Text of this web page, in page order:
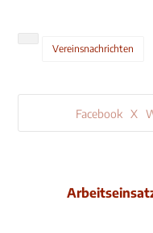
Vereinsnachrichten
Facebook X